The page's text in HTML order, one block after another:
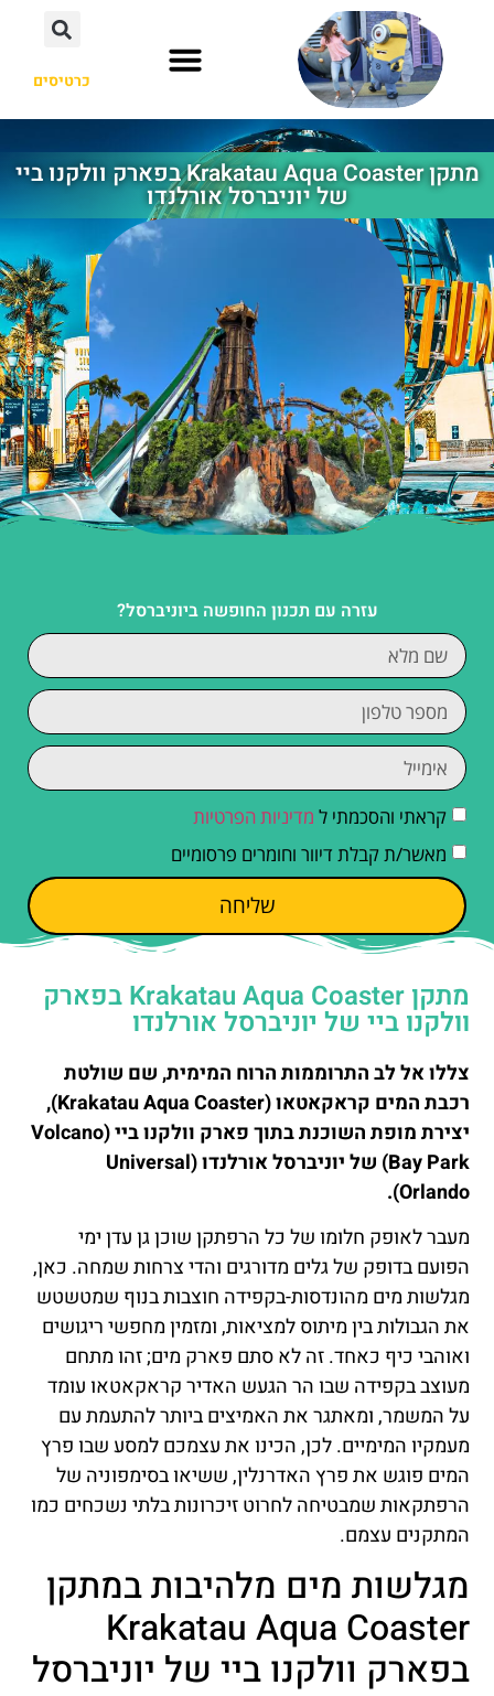
כרטיסים
מתקן Krakatau Aqua Coaster בפארק וולקנו ביי
של יוניברסל אורלנדו
עזרה עם תכנון החופשה ביוניברסל?
קראתי והסכמתי ל מדיניות הפרטיות
מאשר/ת קבלת דיוור וחומרים פרסומיים
שליחה
מתקן Krakatau Aqua Coaster בפארק
וולקנו ביי של יוניברסל אורלנדו
צללו אל לב התרוממות הרוח המימית, שם שולטת
רכבת המים קראקאטאו (Krakatau Aqua Coaster),
יצירת מופת השוכנת בתוך פארק וולקנו ביי (Volcano
Bay Park) של יוניברסל אורלנדו (Universal
Orlando).
מעבר לאופק חלומו של כל הרפתקן שוכן גן עדן ימי
הפועם בדופק של גלים מדורגים והדי צרחות שמחה. כאן,
מגלשות מים מהונדסות-בקפידה חוצבות בנוף שמטשטש
את הגבולות בין מיתוס למציאות, ומזמין מחפשי ריגושים
ואוהבי כיף כאחד. זה לא סתם פארק מים; זהו מתחם
מעוצב בקפידה שבו הר הגעש האדיר קראקאטאו עומד
על המשמר, ומאתגר את האמיצים ביותר להתעמת עם
מעמקיו המימיים. לכן, הכינו את עצמכם למסע שבו פרץ
המים פוגש את פרץ האדרנלין, ששיאו בסימפוניה של
הרפתקאות שמבטיחה לחרוט זיכרונות בלתי נשכחים כמו
המתקנים עצמם.
מגלשות מים מלהיבות במתקן
Krakatau Aqua Coaster
בפארק וולקנו ביי של יוניברסל